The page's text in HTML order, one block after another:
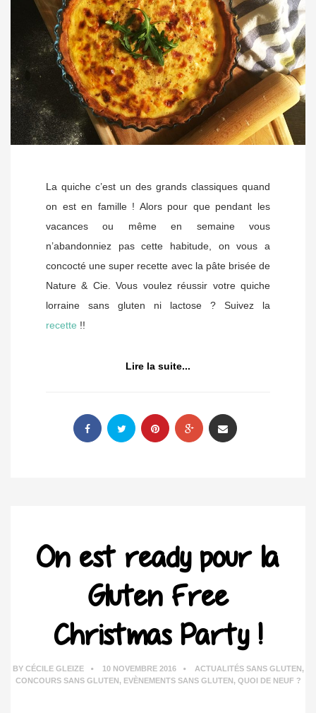
La quiche c’est un des grands classiques quand
on est en famille ! Alors pour que pendant les
vacances ou même en semaine vous
n’abandonniez pas cette habitude, on vous a
concocté une super recette avec la pâte brisée de
Nature & Cie. Vous voulez réussir votre quiche
lorraine sans gluten ni lactose ? Suivez la
recette !!
Lire la suite...
On est ready pour la
Gluten Free
Christmas Party !
BY CÉCILE GLEIZE 10 NOVEMBRE 2016 ACTUALITÉS SANS GLUTEN,
CONCOURS SANS GLUTEN, EVÈNEMENTS SANS GLUTEN, QUOI DE NEUF ?